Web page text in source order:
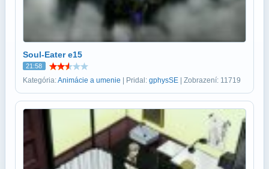
Soul-Eater e15
21:58
Kategória:Animácie a umenie | Pridal: gphysSE | Zobrazení: 11719